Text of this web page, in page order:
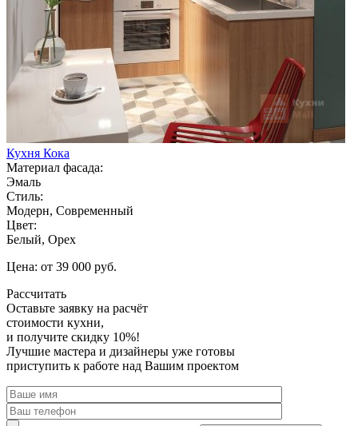
Кухня Кока
Материал фасада:
Эмаль
Стиль:
Модерн, Современный
Цвет:
Белый, Орех
Цена: от 39 000 руб.
Рассчитать
Оставьте заявку на расчёт
стоимости кухни,
и получите скидку 10%!
Лучшие мастера и дизайнеры уже готовы
приступить к работе над Вашим проектом